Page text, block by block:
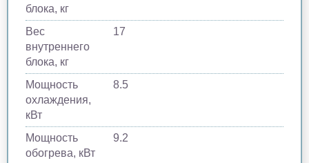
блока, кг
Вес
внутреннего
блока, кг
17
Мощность
охлаждения,
кВт
8.5
Мощность
обогрева, кВт
9.2